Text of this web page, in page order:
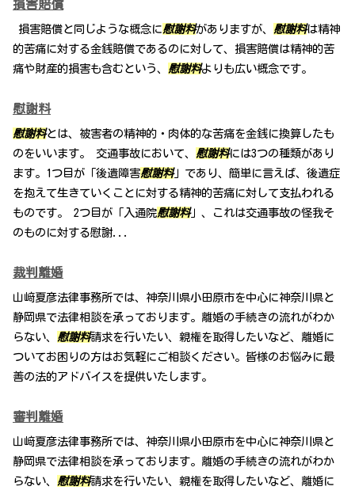
損害賠償
損害賠償と同じような概念に慰謝料がありますが、 慰謝料は精神
的苦痛に対する金銭賠償であるのに対して、損害賠償は精神的苦
痛や財産的損害も含むという、 慰謝料よりも広い概念です。
慰謝料
慰謝料とは、被害者の精神的・肉体的な苦痛を金銭に換算したも
のをいいます。 交通事故において、 慰謝料には3つの種類があり
ます。1つ目が「後遺障害慰謝料」であり、簡単に言えば、後遺症
を抱えて生きていくことに対する精神的苦痛に対して支払われる
ものです。 2つ目が「入通院慰謝料」、これは交通事故の怪我そ
のものに対する慰謝...
裁判離婚
山﨑夏彦法律事務所では、神奈川県小田原市を中心に神奈川県と
静岡県で法律相談を承っております。離婚の手続きの流れがわか
らない、 慰謝料請求を行いたい、親権を取得したいなど、離婚に
ついてお困りの方はお気軽にご相談ください。皆様のお悩みに最
善の法的アドバイスを提供いたします。
審判離婚
山﨑夏彦法律事務所では、神奈川県小田原市を中心に神奈川県と
静岡県で法律相談を承っております。離婚の手続きの流れがわか
らない、 慰謝料請求を行いたい、親権を取得したいなど、離婚に